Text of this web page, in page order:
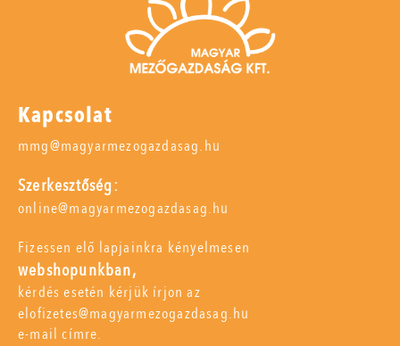
Kapcsolat
mmg@magyarmezogazdasag.hu
Szerkesztőség:
online@magyarmezogazdasag.hu
Fizessen elő lapjainkra kényelmesen
webshopunkban,
kérdés esetén kérjük írjon az
elofizetes@magyarmezogazdasag.hu
e-mail címre.